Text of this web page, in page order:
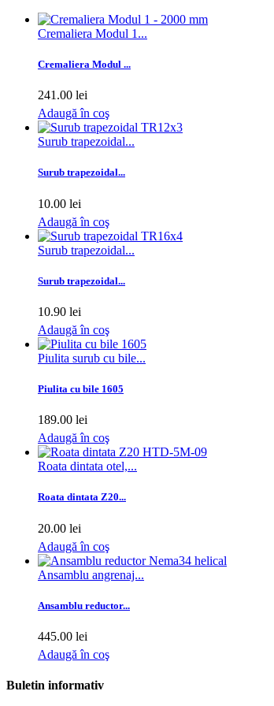
Cremaliera Modul 1...
Cremaliera Modul ...
241.00 lei
Adaugă în coş
Surub trapezoidal...
Surub trapezoidal...
10.00 lei
Adaugă în coş
Surub trapezoidal...
Surub trapezoidal...
10.90 lei
Adaugă în coş
Piulita surub cu bile...
Piulita cu bile 1605
189.00 lei
Adaugă în coş
Roata dintata otel,...
Roata dintata Z20...
20.00 lei
Adaugă în coş
Ansamblu angrenaj...
Ansamblu reductor...
445.00 lei
Adaugă în coş
Buletin informativ